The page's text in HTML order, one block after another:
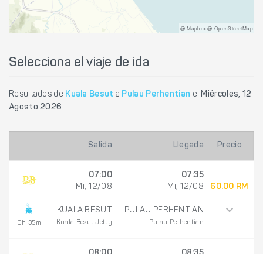
@ Mapbox @ OpenStreetMap
Selecciona el viaje de ida
Resultados de Kuala Besut a Pulau Perhentian el
Miércoles, 12
Agosto 2026
Salida Llegada Precio
0h 35m
07:00
Mi, 12/08
KUALA BESUT
Kuala Besut Jetty
07:35
Mi, 12/08
PULAU PERHENTIAN
Pulau Perhentian
60.00 RM